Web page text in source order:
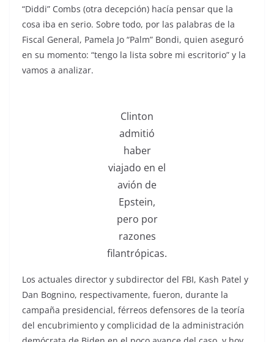
“Diddi” Combs (otra decepción) hacía pensar que la
cosa iba en serio. Sobre todo, por las palabras de la
Fiscal General, Pamela Jo “Palm” Bondi, quien aseguró
en su momento: “tengo la lista sobre mi escritorio” y la
vamos a analizar.
Clinton
admitió
haber
viajado en el
avión de
Epstein,
pero por
razones
filantrópicas.
Los actuales director y subdirector del FBI, Kash Patel y
Dan Bognino, respectivamente, fueron, durante la
campaña presidencial, férreos defensores de la teoría
del encubrimiento y complicidad de la administración